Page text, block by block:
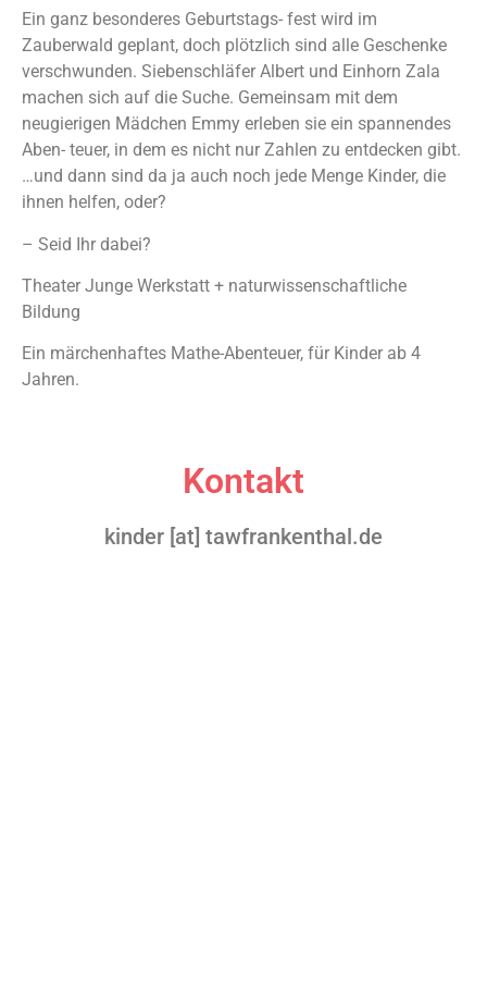
Zauberwald
Ein ganz besonderes Geburtstags- fest wird im
Zauberwald geplant, doch plötzlich sind alle Geschenke
verschwunden. Siebenschläfer Albert und Einhorn Zala
machen sich auf die Suche. Gemeinsam mit dem
neugierigen Mädchen Emmy erleben sie ein spannendes
Aben- teuer, in dem es nicht nur Zahlen zu entdecken gibt.
…und dann sind da ja auch noch jede Menge Kinder, die
ihnen helfen, oder?
– Seid Ihr dabei?
Theater Junge Werkstatt + naturwissenschaftliche
Bildung
Ein märchenhaftes Mathe-Abenteuer, für Kinder ab 4
Jahren.
Kontakt
kinder [at] tawfrankenthal.de